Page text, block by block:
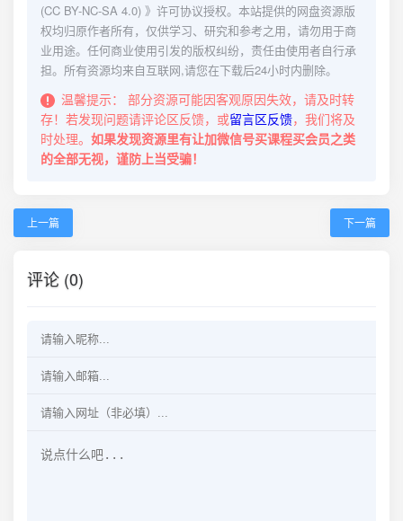
(CC BY-NC-SA 4.0) 》许可协议授权。本站提供的网盘资源版
权均归原作者所有，仅供学习、研究和参考之用，请勿用于商
业用途。任何商业使用引发的版权纠纷，责任由使用者自行承
担。所有资源均来自互联网,请您在下载后24小时内删除。
温馨提示：
部分资源可能因客观原因失效，请及时转
存！若发现问题请评论区反馈，或留言区反馈，我们将及
时处理。 如果发现资源里有让加微信号买课程买会员之类
的全部无视，谨防上当受骗！
上一篇 下一篇
评论 (0)